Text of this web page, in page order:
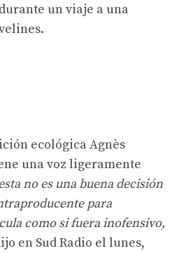
un viaje a una
ecológica Agnès
una voz ligeramente
no es una buena decisión
para
como si fuera inofensivo,
en Sud Radio el lunes,